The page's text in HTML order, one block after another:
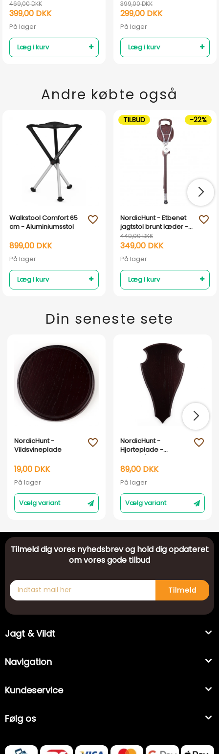
469,00 DKK
399,00 DKK
På lager
Læg i kurv
Mørk
399,00 DKK
299,00 DKK
På lager
Læg i kurv
Andre købte også
Walkstool Comfort 65
cm - Aluminiumsstol
899,00 DKK
På lager
Læg i kurv
favorite_outline
NordicHunt - Etbenet
jagtstol brunt læder -
Lux II med fod
449,00 DKK
349,00 DKK
På lager
Læg i kurv
favorite_outline
TILBUD -22%
Din seneste sete
NordicHunt -
Vildsvineplade
19,00 DKK
På lager
Vælg variant
favorite_outline
NordicHunt -
Hjorteplade -
Model 2
89,00 DKK
På lager
Vælg variant
favorite_outline
Tilmeld dig vores nyhedsbrev og hold dig opdateret
om vores gode tilbud
Tilmeld
Jagt & Vildt
Navigation
Kundeservice
Følg os